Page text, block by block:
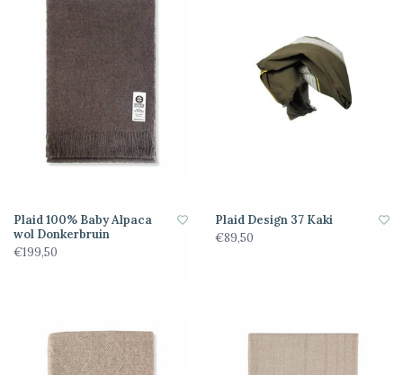
Plaid 100% Baby Alpaca
wol Donkerbruin
€199,50
Plaid Design 37 Kaki
€89,50